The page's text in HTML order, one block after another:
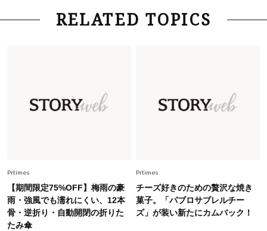
Lifestyle 2026.7.29
「お若いですね」は褒め言葉？“若い＝美しい”と
上野千鶴子先生が問い直す“理想の老後”の呪縛
【ジェンダー連載23】
Fashion 2026.6.12
中村ゆりさん「40代になり、やっと“仕事以外の
RELATED TOPICS
Prtimes
【期間限定75%OFF】梅雨の豪
雨・強風でも濡れにくい、12本
骨・逆折り・自動開閉の折りた
たみ傘
Prtimes
チーズ好きのための贅沢な焼き
菓子。「パブロサブレルチー
ズ」が装い新たにカムバック！